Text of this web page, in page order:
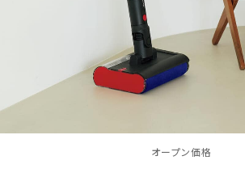
オープン価格